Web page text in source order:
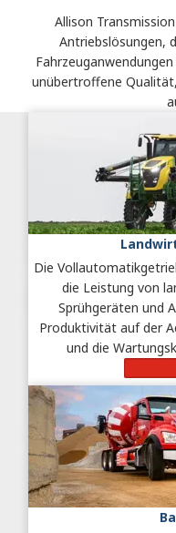
Allison
Antriebslösungen,
unübertroffene
Die
die Leistung von
Sprühgeräten und
Produktivität auf der
und die